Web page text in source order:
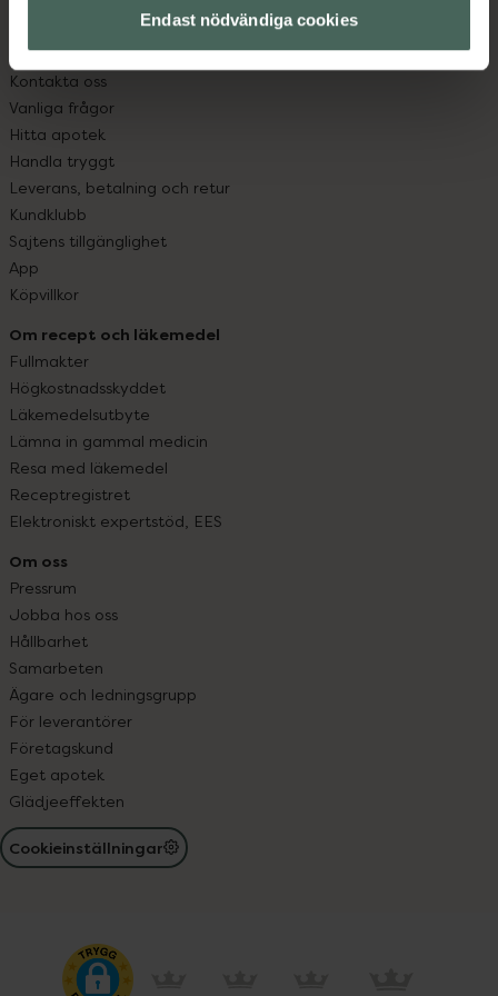
Endast nödvändiga cookies
Kundservice
Kontakta oss
Vanliga frågor
Hitta apotek
Handla tryggt
Leverans, betalning och retur
Kundklubb
Sajtens tillgänglighet
App
Köpvillkor
Om recept och läkemedel
Fullmakter
Högkostnadsskyddet
Läkemedelsutbyte
Lämna in gammal medicin
Resa med läkemedel
Receptregistret
Elektroniskt expertstöd, EES
Om oss
Pressrum
Jobba hos oss
Hållbarhet
Samarbeten
Ägare och ledningsgrupp
För leverantörer
Företagskund
Eget apotek
Glädjeeffekten
Cookieinställningar